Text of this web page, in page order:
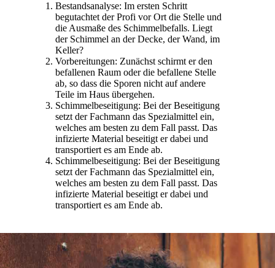
Bestandsanalyse: Im ersten Schritt
begutachtet der Profi vor Ort die Stelle und
die Ausmaße des Schimmelbefalls. Liegt
der Schimmel an der Decke, der Wand, im
Keller?
Vorbereitungen: Zunächst schirmt er den
befallenen Raum oder die befallene Stelle
ab, so dass die Sporen nicht auf andere
Teile im Haus übergehen.
Schimmelbeseitigung: Bei der Beseitigung
setzt der Fachmann das Spezialmittel ein,
welches am besten zu dem Fall passt. Das
infizierte Material beseitigt er dabei und
transportiert es am Ende ab.
Schimmelbeseitigung: Bei der Beseitigung
setzt der Fachmann das Spezialmittel ein,
welches am besten zu dem Fall passt. Das
infizierte Material beseitigt er dabei und
transportiert es am Ende ab.